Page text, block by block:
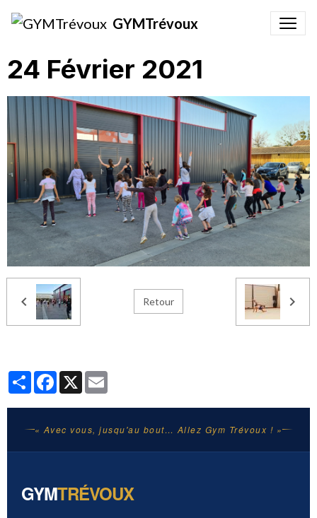
GYMTrévoux
24 Février 2021
Retour
PartagerFacebook
X
« Avec vous, jusqu'au bout… Allez Gym Trévoux ! »
GYMTRÉVOUX